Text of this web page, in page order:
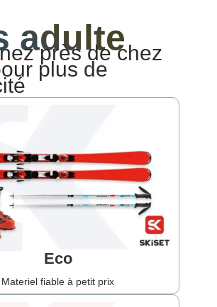
adulte
près de chez
plus de
Eco
Materiel fiable à petit prix